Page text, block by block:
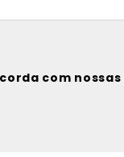
com nossas